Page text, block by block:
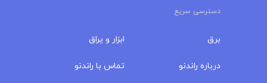
دسترسی سریع
برق
درباره‌ راندنو
ابزار و یراق
تماس با راندنو